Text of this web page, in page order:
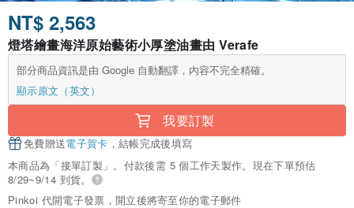
NT$ 2,563
燈塔繪畫海洋原始藝術小厚塗油畫由 Verafe
部分商品資訊是由 Google 自動翻譯，內容不完全精確。
顯示原文（英文）
我要訂製
免費贈送電子賀卡 ，結帳完成後填寫
本商品為「接單訂製」。付款後需 5 個工作天製作。現在下單預估
8/29~9/14 到貨。
Pinkoi 代開電子發票，開立後將寄至你的電子郵件